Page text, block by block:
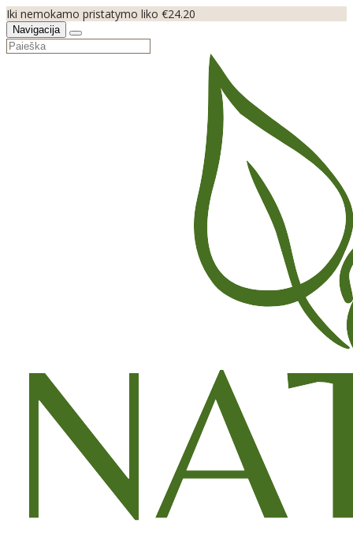
Iki nemokamo pristatymo liko €24.20
Navigacija